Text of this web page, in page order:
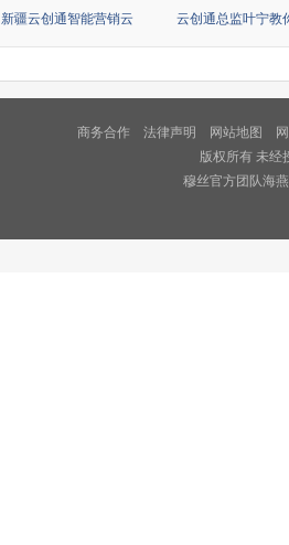
新疆云创通智能营销云 云创通总监叶宁教
商务合作 法律声明 网站地图
版权所有 未经
穆丝官方团队海